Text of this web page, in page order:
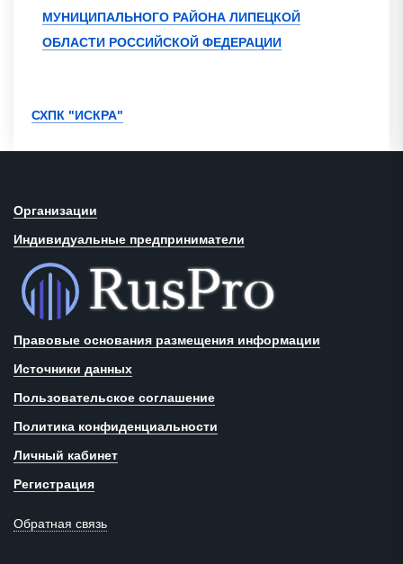
МУНИЦИПАЛЬНОГО РАЙОНА ЛИПЕЦКОЙ
ОБЛАСТИ РОССИЙСКОЙ ФЕДЕРАЦИИ
СХПК "ИСКРА"
Организации
Индивидуальные предприниматели
Правовые основания размещения информации
Источники данных
Пользовательское соглашение
Политика конфиденциальности
Личный кабинет
Регистрация
Обратная связь